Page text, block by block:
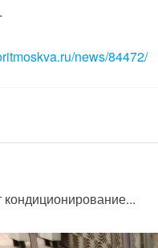
news/84472/
кондиционирование...